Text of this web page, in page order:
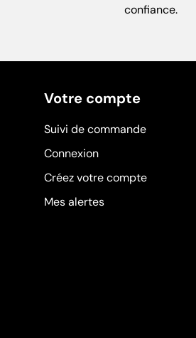
confiance.
Votre compte
Suivi de commande
Connexion
Créez votre compte
Mes alertes